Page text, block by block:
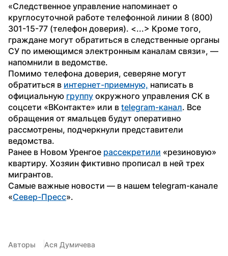
«Следственное управление напоминает о
круглосуточной работе телефонной линии 8 (800)
301-15-77 (телефон доверия). <...> Кроме того,
граждане могут обратиться в следственные органы
СУ по имеющимся электронным каналам связи», —
напомнили в ведомстве.
Помимо телефона доверия, северяне могут
обратиться в интернет-приемную, написать в
официальную группу окружного управления СК в
соцсети «ВКонтакте» или в telegram-канал. Все
обращения от ямальцев будут оперативно
рассмотрены, подчеркнули представители
ведомства.
Ранее в Новом Уренгое рассекретили «резиновую»
квартиру. Хозяин фиктивно прописал в ней трех
мигрантов.
Самые важные новости — в нашем telegram-канале
«Север-Пресс».
Авторы Ася Думичева